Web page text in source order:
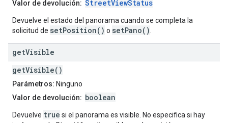
Valor de devolución: StreetViewStatus
Devuelve el estado del panorama cuando se completa la
solicitud de setPosition() o setPano()
getVisible
getVisible()
Parámetros: Ninguno
Valor de devolución: boolean
Devuelve true si el panorama es visible. No especifica si hay